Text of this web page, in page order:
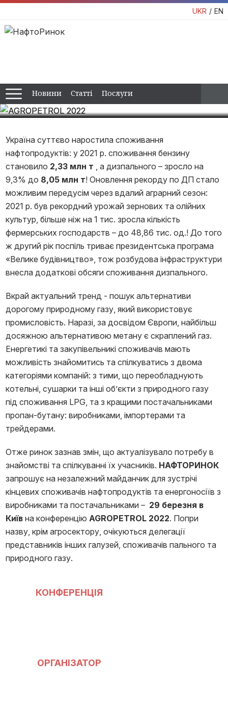
UKR EN
Новини Статті Послуги
AGROPETROL 2022
29.03.2022 - 29.03.2022
Україна суттєво наростила споживання
нафтопродуктів: у 2021 р. споживання бензину
становило 2,33 млн т , а дизпального – зросло на
9,3% до 8,05 млн т! Оновлення рекорду по ДП стало
можливим передусім через вдалий аграрний сезон:
2021 р. був рекордний урожай зернових та олійних
культур, більше ніж на 1 тис. зросла кількість
фермерських господарств – до 48,86 тис. од.! До того
ж другий рік поспіль триває президентська програма
«Велике будівництво», тож розбудова інфраструктури
внесла додаткові обсяги споживання дизпального.
Вкрай актуальний тренд - пошук альтернативи
дорогому природному газу, який використовує
промисловість. Наразі, за досвідом Європи, найбільш
досяжною альтернативою метану є скраплений газ.
Енергетикі та закупівельникі споживачів мають
можливість знайомитись та спілкуватись з двома
категоріями компаній: з тими, що переобладнують
котельні, сушарки та інші об’єкти з природного газу
під споживання LPG, та з кращими постачальниками
пропан-бутану: виробниками, імпортерами та
трейдерами.
Отже ринок зазнав змін, що актуалізувало потребу в
знайомстві та спілкуванні їх учасників. НАФТОРИНОК
запрошує на незалежний майданчик для зустрічі
кінцевих споживачів нафтопродуктів та енергоносіїв з
виробниками та постачальниками – 29 березня в
Київ на конференціюAGROPETROL 2022. Попри
назву, крім агросектору, очікуються делегації
представників інших галузей, споживачів пального та
природного газу.
КОНФЕРЕНЦІЯ
ОРГАНІЗАТОР